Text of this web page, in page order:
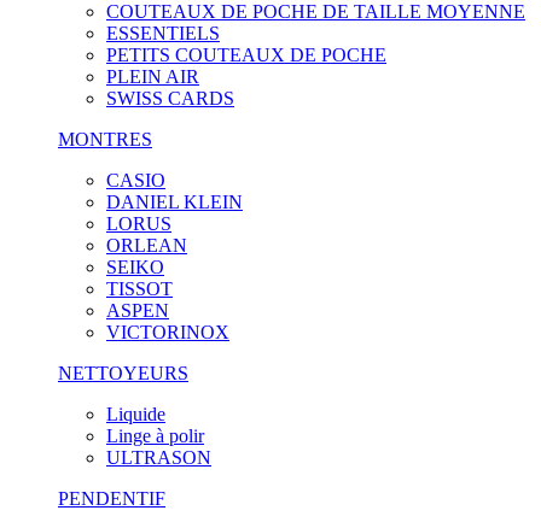
COUTEAUX DE POCHE DE TAILLE MOYENNE
ESSENTIELS
PETITS COUTEAUX DE POCHE
PLEIN AIR
SWISS CARDS
MONTRES
CASIO
DANIEL KLEIN
LORUS
ORLEAN
SEIKO
TISSOT
ASPEN
VICTORINOX
NETTOYEURS
Liquide
Linge à polir
ULTRASON
PENDENTIF